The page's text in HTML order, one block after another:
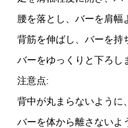
腰を落とし、バーを肩幅
背筋を伸ばし、バーを持
バーをゆっくりと下ろし
注意点:
背中が丸まらないように
バーを体から離さないよ